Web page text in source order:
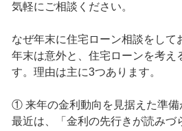
気軽にご相談ください。
なぜ年末に住宅ローン相談をして
年末は意外と、住宅ローンを考え
す。理由は主に3つあります。
① 来年の金利動向を見据えた準備
最近は、「金利の先行きが読みづ